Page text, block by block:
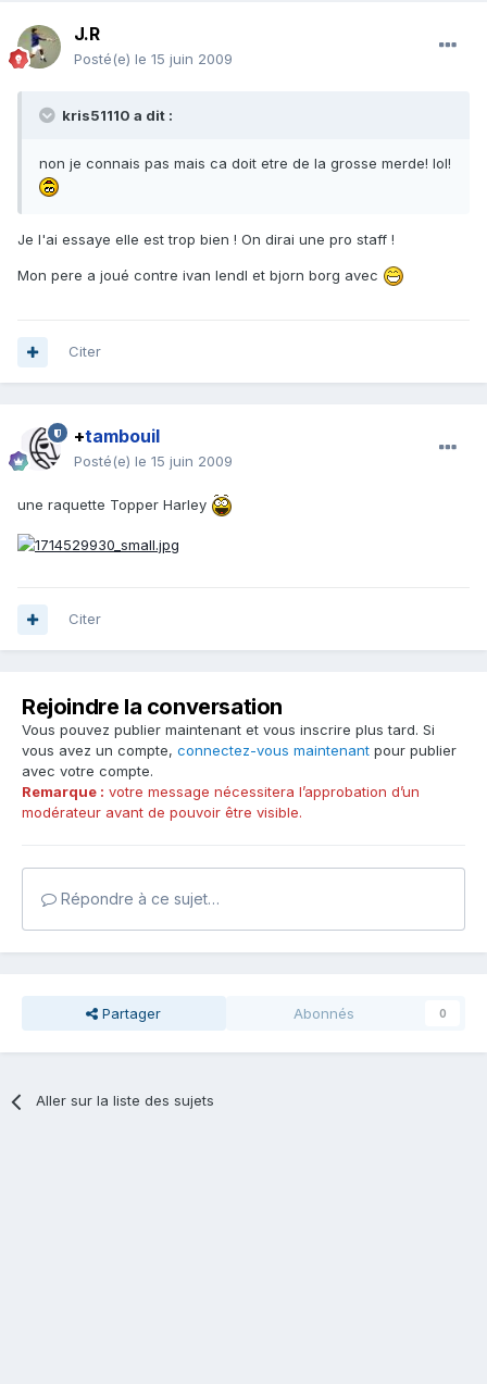
J.R
Posté(e) le 15 juin 2009
kris51110 a dit :
non je connais pas mais ca doit etre de la grosse merde! lol!
Je l'ai essaye elle est trop bien ! On dirai une pro staff !
Mon pere a joué contre ivan lendl et bjorn borg avec
Citer
+tambouil
Posté(e) le 15 juin 2009
une raquette Topper Harley
Citer
Rejoindre la conversation
Vous pouvez publier maintenant et vous inscrire plus tard. Si
vous avez un compte, connectez-vous maintenant pour publier
avec votre compte.
Remarque : votre message nécessitera l’approbation d’un
modérateur avant de pouvoir être visible.
Répondre à ce sujet…
Partager Abonnés 0
Aller sur la liste des sujets